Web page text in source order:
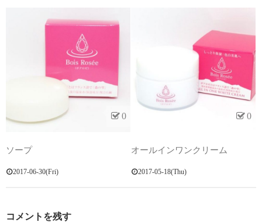
0
ソープ
2017-06-30(Fri)
0
オールインワンクリーム
2017-05-18(Thu)
コメントを残す